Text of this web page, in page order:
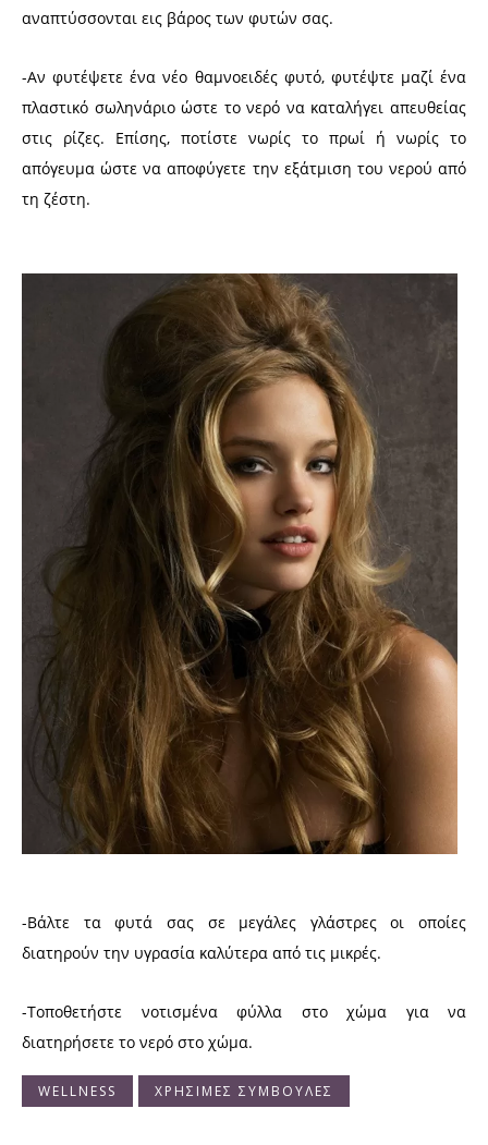
αναπτύσσονται εις βάρος των φυτών σας.
-Αν φυτέψετε ένα νέο θαμνοειδές φυτό, φυτέψτε μαζί ένα
πλαστικό σωληνάριο ώστε το νερό να καταλήγει απευθείας
στις ρίζες. Επίσης, ποτίστε νωρίς το πρωί ή νωρίς το
απόγευμα ώστε να αποφύγετε την εξάτμιση του νερού από
τη ζέστη.
-Βάλτε τα φυτά σας σε μεγάλες γλάστρες οι οποίες
διατηρούν την υγρασία καλύτερα από τις μικρές.
-Τοποθετήστε νοτισμένα φύλλα στο χώμα για να
διατηρήσετε το νερό στο χώμα.
WELLNESS ΧΡΗΣΙΜΕΣ ΣΥΜΒΟΥΛΕΣ